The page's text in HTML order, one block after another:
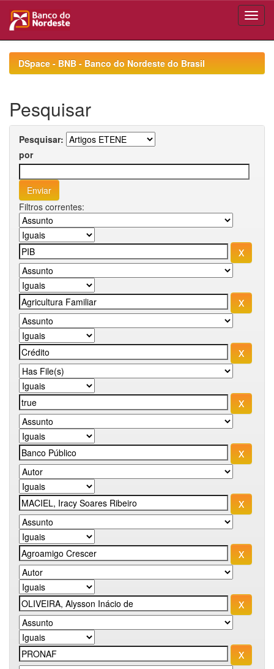
navigationDSpace - BNB - Banco do Nordeste do Brasil
Pesquisar
Pesquisar:
por
Filtros correntes: